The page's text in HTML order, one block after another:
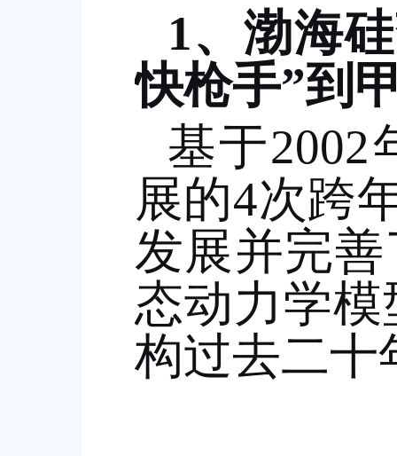
1、渤海
快枪手”到
基于2002
展的4次跨
发展并完
态动力学
构过去二十